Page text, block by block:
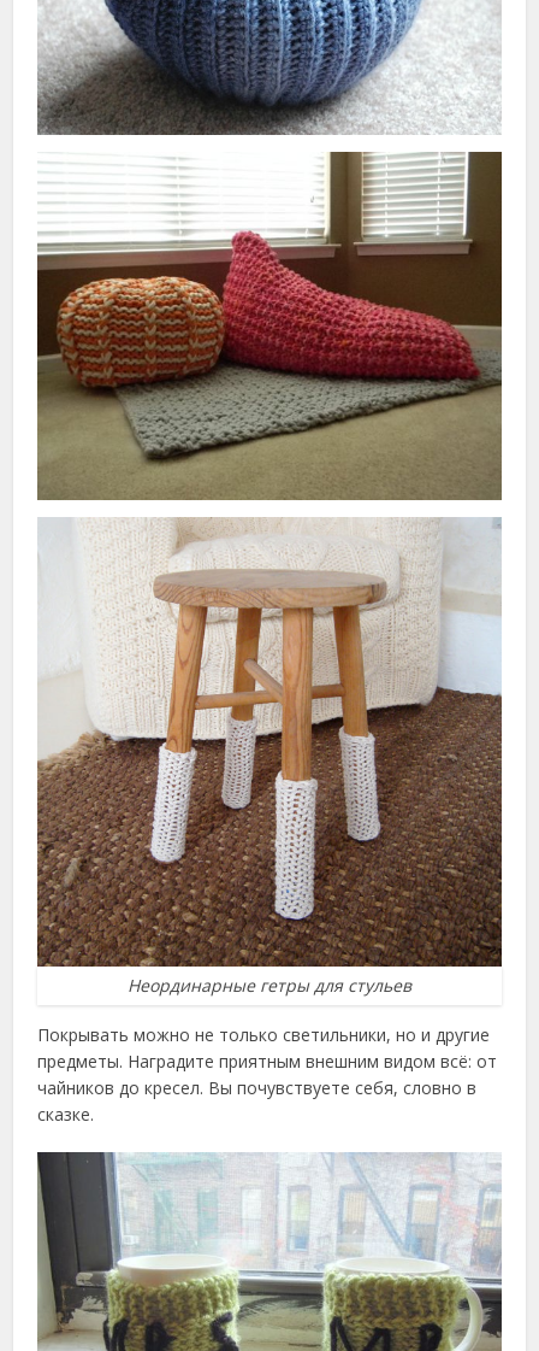
Неординарные гетры для стульев
Покрывать можно не только светильники, но и другие
предметы. Наградите приятным внешним видом всё: от
чайников до кресел. Вы почувствуете себя, словно в
сказке.